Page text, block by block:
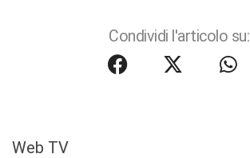
Condividi l'articolo su:
Web TV